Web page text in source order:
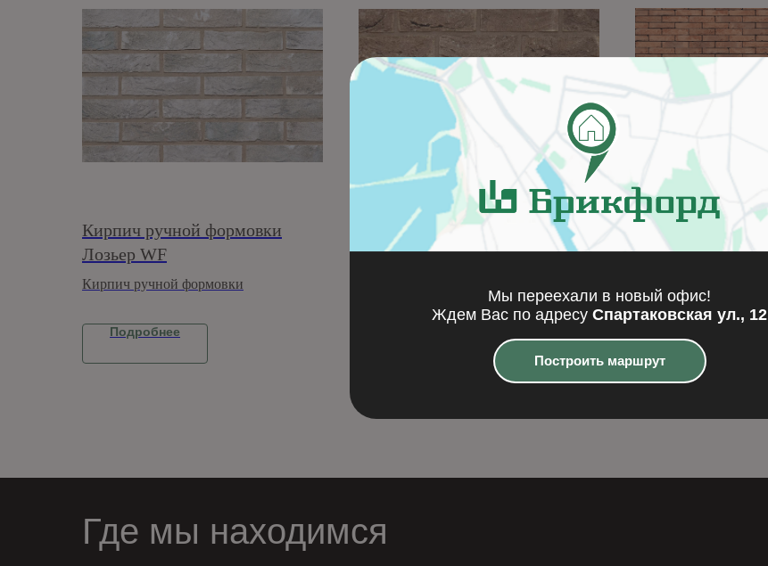
Кирпич ручной формовки
Лозьер WF
Кирпич ручной формовки
Подробнее
Кирпич ручной формовки
Вейсбах EcoWDF
Terra Cotta 304A0
Где мы находимся
Мы переехали в новый офис!
Ждем Вас по адресу Спартаковская ул., 12
Построить маршрут